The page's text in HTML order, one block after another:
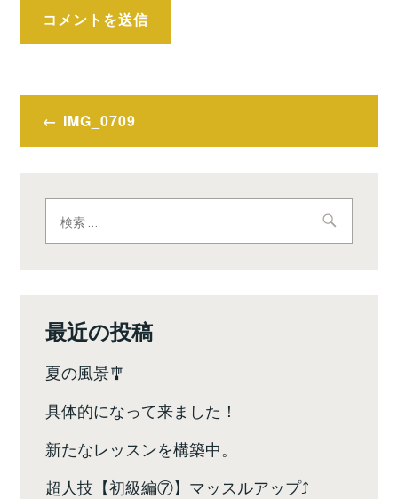
投
稿
ビ
ゲ
ョ
ン
IMG_0709
索:
最近の投稿
夏の風景🎐
具体的になって来ました！
新たなレッスンを構築中。
超人技【初級編⑦】マッスルアップ⤴️